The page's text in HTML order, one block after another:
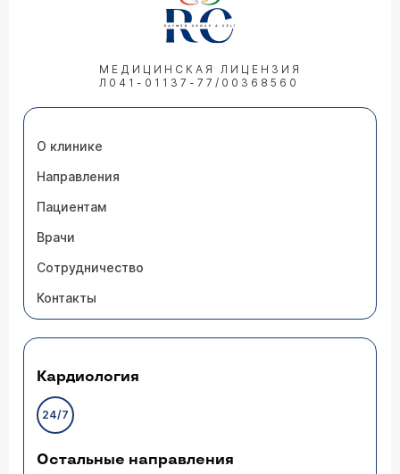
МЕДИЦИНСКАЯ ЛИЦЕНЗИЯ
Л041-01137-77/00368560
О клинике
Направления
Пациентам
Врачи
Сотрудничество
Контакты
Кардиология
24/7
Остальные направления